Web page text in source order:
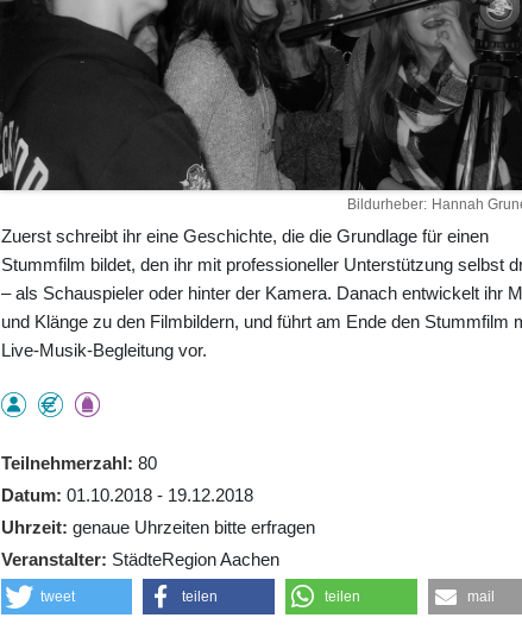
Bildurheber Hannah
Zuerst schreibt ihr eine Geschichte, die die Grundlage für einen
Stummfilm bildet, den ihr mit professioneller Unterstützung selbst
– als Schauspieler oder hinter der Kamera. Danach entwickelt ihr
und Klänge zu den Filmbildern, und führt am Ende den Stummfilm
Live-Musik-Begleitung vor.
Teilnehmerzahl 80
Datum 01.10.2018 - 19.12.2018
Uhrzeit genaue Uhrzeiten bitte erfragen
Veranstalter
StädteRegion Aachen
tweet teilen teilen mail